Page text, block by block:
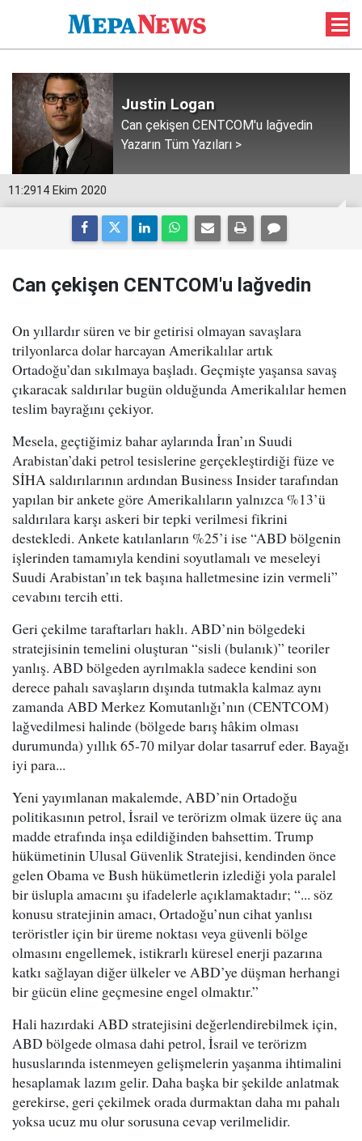
Justin Logan
Can çekişen CENTCOM'u lağvedin
Yazarın Tüm Yazıları >
11:2914 Ekim 2020
Can çekişen CENTCOM'u lağvedin
On yıllardır süren ve bir getirisi olmayan savaşlara
trilyonlarca dolar harcayan Amerikalılar artık
Ortadoğu’dan sıkılmaya başladı. Geçmişte yaşansa savaş
çıkaracak saldırılar bugün olduğunda Amerikalılar hemen
teslim bayrağını çekiyor.
Mesela, geçtiğimiz bahar aylarında İran’ın Suudi
Arabistan’daki petrol tesislerine gerçekleştirdiği füze ve
SİHA saldırılarının ardından Business Insider tarafından
yapılan bir ankete göre Amerikalıların yalnızca %13’ü
saldırılara karşı askeri bir tepki verilmesi fikrini
destekledi. Ankete katılanların %25’i ise “ABD bölgenin
işlerinden tamamıyla kendini soyutlamalı ve meseleyi
Suudi Arabistan’ın tek başına halletmesine izin vermeli”
cevabını tercih etti.
Geri çekilme taraftarları haklı. ABD’nin bölgedeki
stratejisinin temelini oluşturan “sisli (bulanık)” teoriler
yanlış. ABD bölgeden ayrılmakla sadece kendini son
derece pahalı savaşların dışında tutmakla kalmaz aynı
zamanda ABD Merkez Komutanlığı’nın (CENTCOM)
lağvedilmesi halinde (bölgede barış hâkim olması
durumunda) yıllık 65-70 milyar dolar tasarruf eder. Bayağı
iyi para...
Yeni yayımlanan makalemde, ABD’nin Ortadoğu
politikasının petrol, İsrail ve terörizm olmak üzere üç ana
madde etrafında inşa edildiğinden bahsettim. Trump
hükümetinin Ulusal Güvenlik Stratejisi, kendinden önce
gelen Obama ve Bush hükümetlerin izlediği yola paralel
bir üslupla amacını şu ifadelerle açıklamaktadır; “... söz
konusu stratejinin amacı, Ortadoğu’nun cihat yanlısı
teröristler için bir üreme noktası veya güvenli bölge
olmasını engellemek, istikrarlı küresel enerji pazarına
katkı sağlayan diğer ülkeler ve ABD’ye düşman herhangi
bir gücün eline geçmesine engel olmaktır.”
Hali hazırdaki ABD stratejisini değerlendirebilmek için,
ABD bölgede olmasa dahi petrol, İsrail ve terörizm
hususlarında istenmeyen gelişmelerin yaşanma ihtimalini
hesaplamak lazım gelir. Daha başka bir şekilde anlatmak
gerekirse, geri çekilmek orada durmaktan daha mı pahalı
yoksa ucuz mu olur sorusuna cevap verilmelidir.